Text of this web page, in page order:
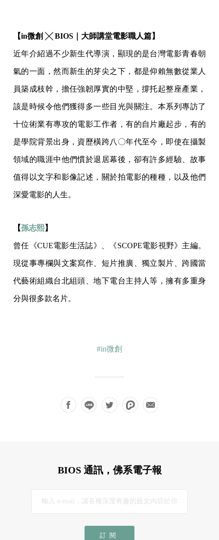
【in微創 ╳ BIOS｜大師講堂電影職人篇】
近年介紹過不少新生代導演，顯現的是台灣電影青春朝
氣的一面，然而新生的芽尖之下，都是仰賴無數從業人
員築成枝幹，擔任強韌厚實的中堅，撐托起整座產業，
該是時候令他們獲得多一些目光與關注。本系列專訪了
十位術業有專攻的電影工作者，有的自片廠起步，有的
是學院背景出身，資歷橫跨八〇年代至今，即使在攝製
領域的職涯中他們慣於退居幕後，卻有許多經驗、故事
值得以文字和影像記述，關於拍電影的種種，以及他們
深愛電影的人生。
【孫志熙】
曾任《CUE電影生活誌》、《SCOPE電影視野》主編。
現從事專欄與文案寫作、短片推廣、獨立製片、跨國當
代藝術組織台北組頭、地下電台主持人等，擁有多重身
分與很多款名片。
#in微創
BIOS 通訊，佛系電子報
訂閱